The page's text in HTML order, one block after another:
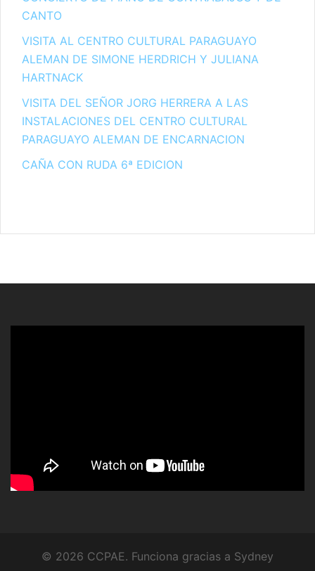
CANTO
VISITA AL CENTRO CULTURAL PARAGUAYO
ALEMAN DE SIMONE HERDRICH Y JULIANA
HARTNACK
VISITA DEL SEÑOR JORG HERRERA A LAS
INSTALACIONES DEL CENTRO CULTURAL
PARAGUAYO ALEMAN DE ENCARNACION
CAÑA CON RUDA 6ª EDICION
© 2026 CCPAE. Funciona gracias a Sydney